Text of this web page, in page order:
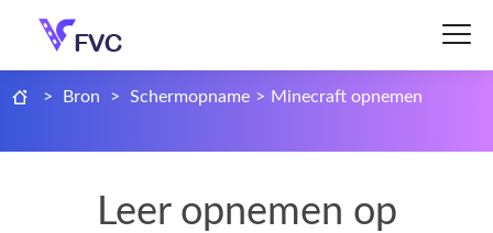
> Bron > Schermopname > Minecraft opnemen
Leer opnemen op